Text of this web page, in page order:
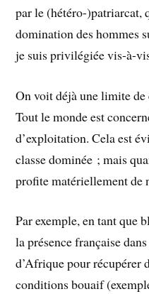
par le (hétéro-)patriarcat,
domination des hommes
je suis privilégiée vis-à-
On voit déjà une limite de
Tout le monde est
d’exploitation. Cela est
classe dominée ; mais
profite matériellement de
Par exemple, en tant que
la présence française
d’Afrique pour récupérer
conditions bouaif